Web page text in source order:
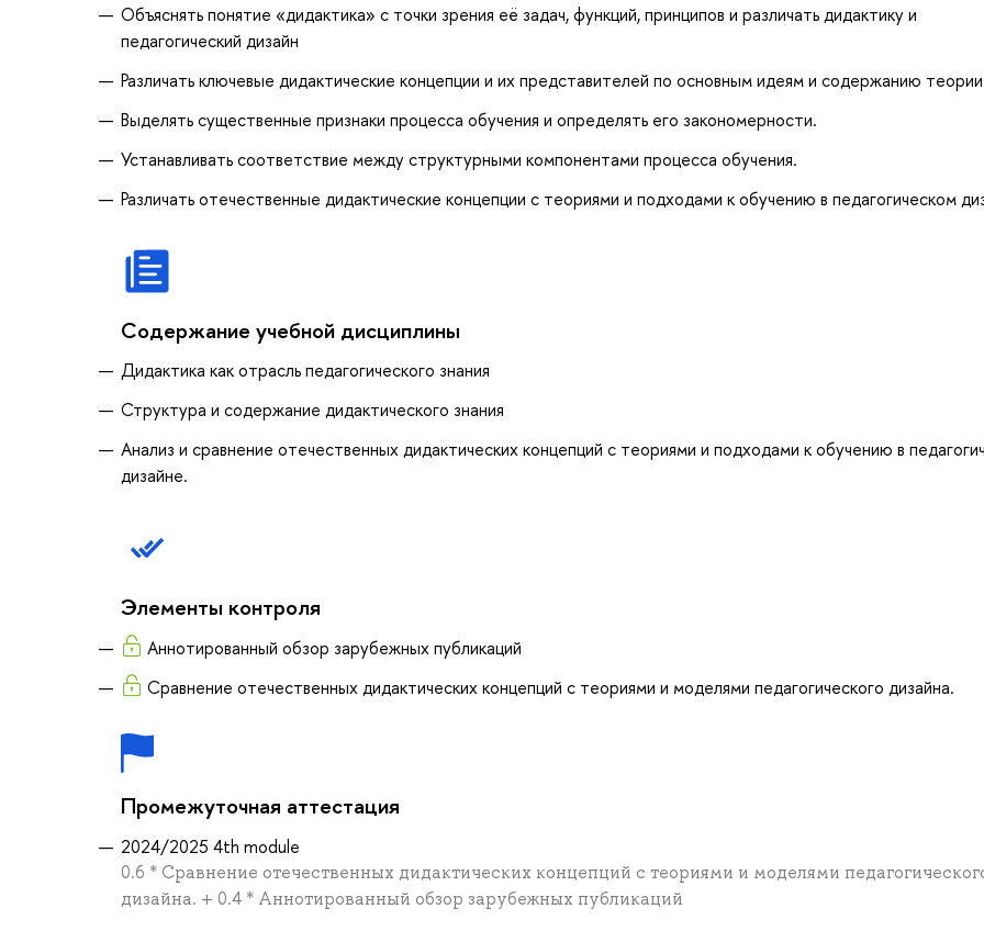
Объяснять понятие «дидактика» с точки зрения её задач, функций, принципов и различать дидактику и
педагогический дизайн
Различать ключевые дидактические концепции и их представителей по основным идеям и содержанию
Выделять существенные признаки процесса обучения и определять его закономерности.
Устанавливать соответствие между структурными компонентами процесса обучения.
Различать отечественные дидактические концепции с теориями и подходами к обучению в педагогическом
Содержание учебной дисциплины
Дидактика как отрасль педагогического знания
Структура и содержание дидактического знания
Анализ и сравнение отечественных дидактических концепций с теориями и подходами к обучению в
дизайне.
Элементы контроля
Аннотированный обзор зарубежных публикаций
Сравнение отечественных дидактических концепций с теориями и моделями педагогического дизайна.
Промежуточная аттестация
2024/2025 4th module
0.6 * Сравнение отечественных дидактических концепций с теориями и моделями
дизайна. + 0.4 * Аннотированный обзор зарубежных публикаций